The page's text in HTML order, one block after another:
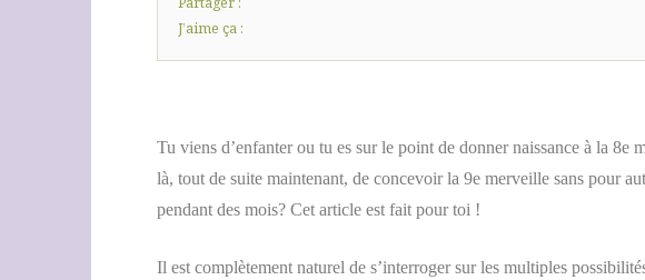
J’aime ça :
Tu viens d’enfanter ou tu es sur le point de donner naissance à la 8e
là, tout de suite maintenant, de concevoir la 9e merveille sans pour
pendant des mois? Cet article est fait pour toi !
Il est complètement naturel de s’interroger sur les multiples